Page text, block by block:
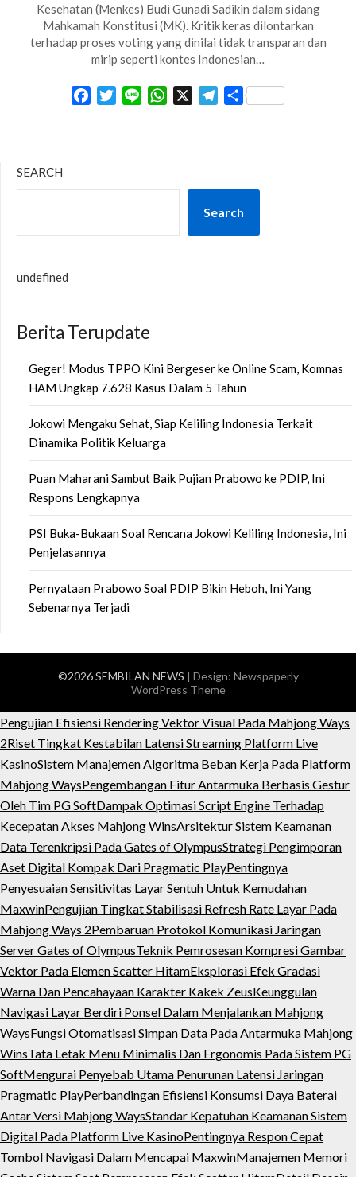
Kesehatan (Menkes) Budi Gunadi Sadikin dalam sidang
Mahkamah Konstitusi (MK). Kritik keras dilontarkan
terhadap proses voting yang dinilai tidak transparan dan
mirip seperti kontes Indonesian…
FacebookTwitterLine WhatsApp Telegram
Share
SEARCH
Search
undefined
Berita Terupdate
Geger! Modus TPPO Kini Bergeser ke Online Scam, Komnas
HAM Ungkap 7.628 Kasus Dalam 5 Tahun
Jokowi Mengaku Sehat, Siap Keliling Indonesia Terkait
Dinamika Politik Keluarga
Puan Maharani Sambut Baik Pujian Prabowo ke PDIP, Ini
Respons Lengkapnya
PSI Buka-Bukaan Soal Rencana Jokowi Keliling Indonesia, Ini
Penjelasannya
Pernyataan Prabowo Soal PDIP Bikin Heboh, Ini Yang
Sebenarnya Terjadi
©2026 SEMBILAN NEWS | Design: Newspaperly
WordPress Theme
Pengujian Efisiensi Rendering Vektor Visual Pada Mahjong Ways
2Riset Tingkat Kestabilan Latensi Streaming Platform Live
KasinoSistem Manajemen Algoritma Beban Kerja Pada Platform
Mahjong WaysPengembangan Fitur Antarmuka Berbasis Gestur
Oleh Tim PG SoftDampak Optimasi Script Engine Terhadap
Kecepatan Akses Mahjong WinsArsitektur Sistem Keamanan
Data Terenkripsi Pada Gates of OlympusStrategi Pengimporan
Aset Digital Kompak Dari Pragmatic PlayPentingnya
Penyesuaian Sensitivitas Layar Sentuh Untuk Kemudahan
MaxwinPengujian Tingkat Stabilisasi Refresh Rate Layar Pada
Mahjong Ways 2Pembaruan Protokol Komunikasi Jaringan
Server Gates of OlympusTeknik Pemrosesan Kompresi Gambar
Vektor Pada Elemen Scatter HitamEksplorasi Efek Gradasi
Warna Dan Pencahayaan Karakter Kakek ZeusKeunggulan
Navigasi Layar Berdiri Ponsel Dalam Menjalankan Mahjong
WaysFungsi Otomatisasi Simpan Data Pada Antarmuka Mahjong
WinsTata Letak Menu Minimalis Dan Ergonomis Pada Sistem PG
SoftMengurai Penyebab Utama Penurunan Latensi Jaringan
Pragmatic PlayPerbandingan Efisiensi Konsumsi Daya Baterai
Antar Versi Mahjong WaysStandar Kepatuhan Keamanan Sistem
Digital Pada Platform Live KasinoPentingnya Respon Cepat
Tombol Navigasi Dalam Mencapai MaxwinManajemen Memori